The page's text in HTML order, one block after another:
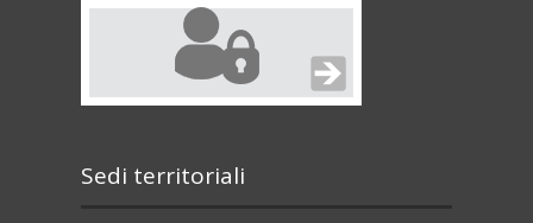
Sedi territoriali